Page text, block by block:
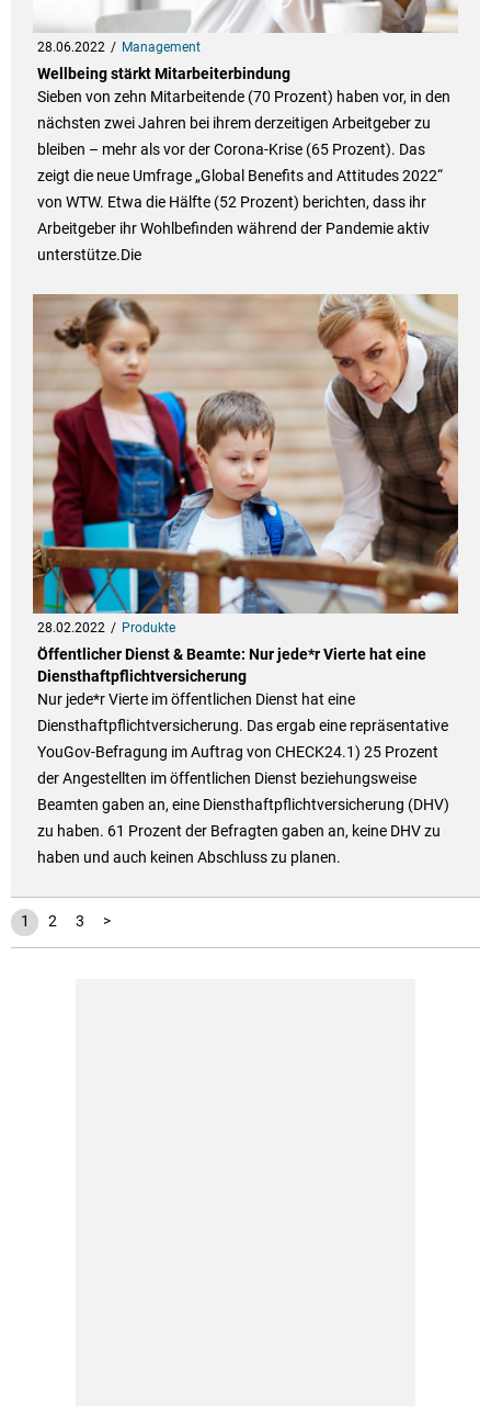
28.06.2022 Management
Wellbeing stärkt Mitarbeiterbindung
Sieben von zehn Mitarbeitende (70 Prozent) haben vor, in den
nächsten zwei Jahren bei ihrem derzeitigen Arbeitgeber zu
bleiben – mehr als vor der Corona-Krise (65 Prozent). Das
zeigt die neue Umfrage „Global Benefits and Attitudes 2022“
von WTW. Etwa die Hälfte (52 Prozent) berichten, dass ihr
Arbeitgeber ihr Wohlbefinden während der Pandemie aktiv
unterstütze.Die
28.02.2022 Produkte
Öffentlicher Dienst & Beamte: Nur jede*r Vierte hat eine
Diensthaftpflichtversicherung
Nur jede*r Vierte im öffentlichen Dienst hat eine
Diensthaftpflichtversicherung. Das ergab eine repräsentative
YouGov-Befragung im Auftrag von CHECK24.1) 25 Prozent
der Angestellten im öffentlichen Dienst beziehungsweise
Beamten gaben an, eine Diensthaftpflichtversicherung (DHV)
zu haben. 61 Prozent der Befragten gaben an, keine DHV zu
haben und auch keinen Abschluss zu planen.
1 2 3 >